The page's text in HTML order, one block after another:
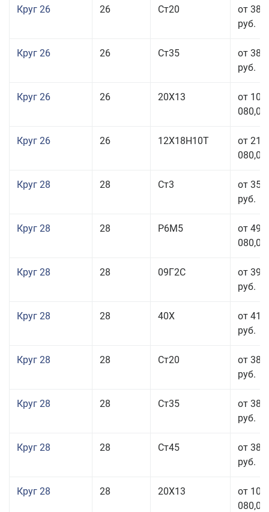
Круг 26 26 Ст20
от 38
руб.
Круг 26 26 Ст35
от 38
руб.
Круг 26 26 20Х13
от 103
080,00
Круг 26 26 12Х18Н10Т
от 210
080,00
Круг 28 28 Ст3
от 35
руб.
Круг 28 28 Р6М5
от 499
080,00
Круг 28 28 09Г2С
от 39
руб.
Круг 28 28 40Х
от 41
руб.
Круг 28 28 Ст20
от 38
руб.
Круг 28 28 Ст35
от 38
руб.
Круг 28 28 Ст45
от 38
руб.
Круг 28 28 20Х13
от 103
080,00